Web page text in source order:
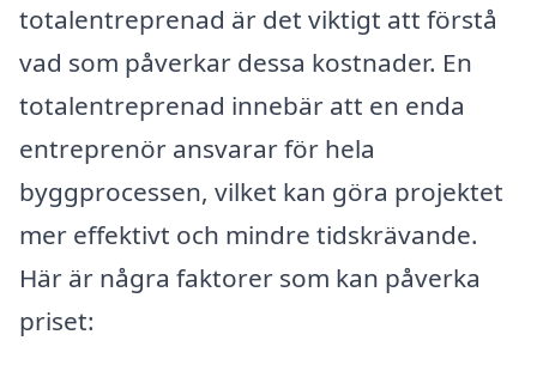
totalentreprenad är det viktigt att förstå
vad som påverkar dessa kostnader. En
totalentreprenad innebär att en enda
entreprenör ansvarar för hela
byggprocessen, vilket kan göra projektet
mer effektivt och mindre tidskrävande.
Här är några faktorer som kan påverka
priset: